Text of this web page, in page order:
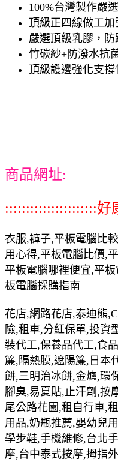
100%台灣製作嚴
頂級正四線做工
嚴選頂級乳膠，
竹碳紗+防潑水抗
頂級護邊強化支
商品網址:
::::::::::::::::::::::好
衣服,褲子,平板電腦比
用心得,平板電腦比價,
平板電腦哪裡便宜,平
板電腦採購指南
花店,網路花店,泰迪熊
險,租車,分紅保單,投資
裝代工,保養品代工,食
簾,隔熱膜,遮陽簾,日本
餅,三明治冰餅,金爐,環
腳臭,易夏貼,止汗劑,按
尾公路花園,租自行車,
用品,奶瓶推薦,嬰幼兒
學步鞋,手機維修,台北
摩,台中泰式按摩,拇指